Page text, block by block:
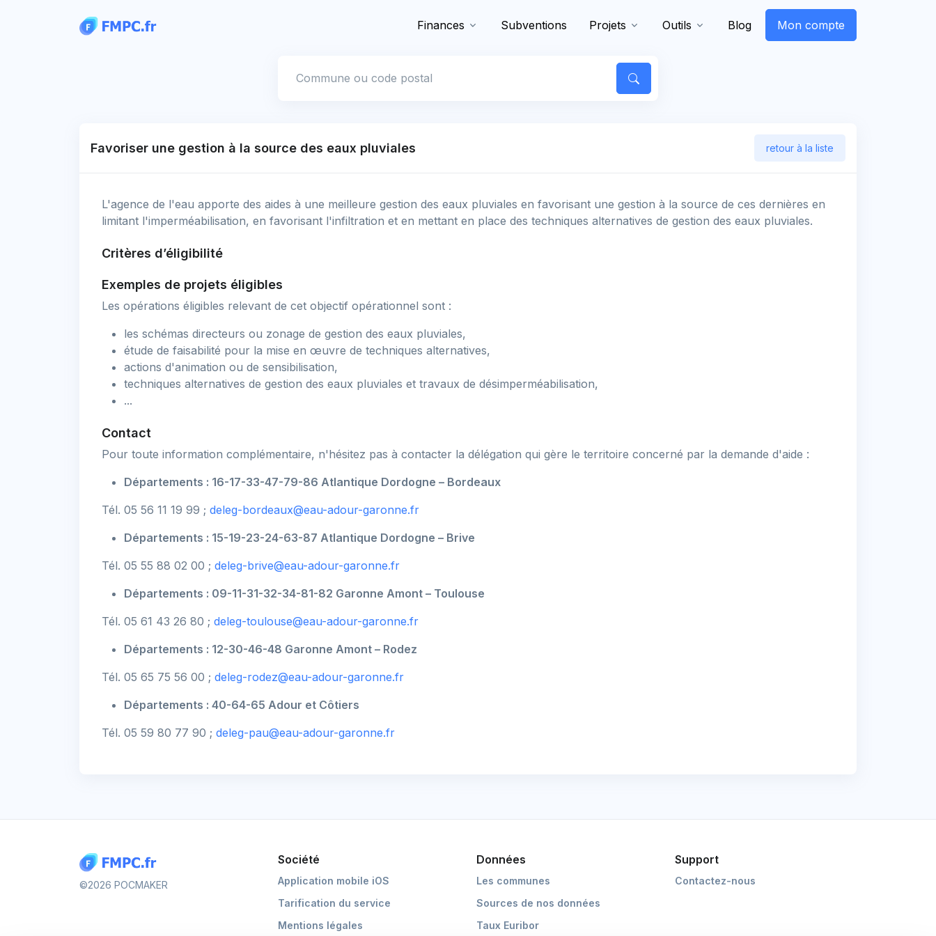
Finances Subventions Projets Outils Blog Mon compte
Favoriser une gestion à la source des eaux pluviales retour à la liste
L'agence de l'eau apporte des aides à une meilleure gestion des eaux pluviales en favorisant une gestion à la source de ces dernières en
limitant l'imperméabilisation, en favorisant l'infiltration et en mettant en place des techniques alternatives de gestion des eaux pluviales.
Critères d’éligibilité
Exemples de projets éligibles
Les opérations éligibles relevant de cet objectif opérationnel sont :
les schémas directeurs ou zonage de gestion des eaux pluviales,
étude de faisabilité pour la mise en œuvre de techniques alternatives,
actions d'animation ou de sensibilisation,
techniques alternatives de gestion des eaux pluviales et travaux de désimperméabilisation,
...
Contact
Pour toute information complémentaire, n'hésitez pas à contacter la délégation qui gère le territoire concerné par la demande d'aide :
Départements : 16-17-33-47-79-86 Atlantique Dordogne – Bordeaux
Tél. 05 56 11 19 99 ; deleg-bordeaux@eau-adour-garonne.fr
Départements : 15-19-23-24-63-87 Atlantique Dordogne – Brive
Tél. 05 55 88 02 00 ; deleg-brive@eau-adour-garonne.fr
Départements : 09-11-31-32-34-81-82 Garonne Amont – Toulouse
Tél. 05 61 43 26 80 ; deleg-toulouse@eau-adour-garonne.fr
Départements : 12-30-46-48 Garonne Amont – Rodez
Tél. 05 65 75 56 00 ; deleg-rodez@eau-adour-garonne.fr
Départements : 40-64-65 Adour et Côtiers
Tél. 05 59 80 77 90 ; deleg-pau@eau-adour-garonne.fr
Société
Application mobile iOS
Tarification du service
Mentions légales
Données
Les communes
Sources de nos données
Taux Euribor
Support
Contactez-nous
©2026 POCMAKER